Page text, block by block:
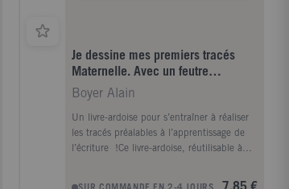
Je dessine mes premiers tracés
Maternelle. Avec un feutre
effaçable
Boyer Alain
Un livre-ardoise pour s’entraîner à réaliser
les tracés préalables à l’apprentissage de
l’écriture !Ce livre-ardoise, réutilisable à
progressive à l’écriture, en compagnie de